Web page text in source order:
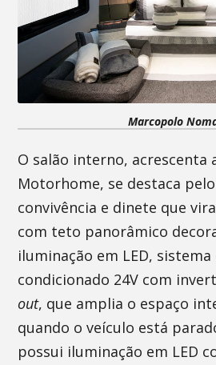
Marcopolo
O salão interno, acrescenta
Motorhome, se destaca
convivência e dinete que
com teto panorâmico
iluminação em LED, sistema
condicionado 24V com
out, que amplia o espaço
quando o veículo está
possui iluminação em LED